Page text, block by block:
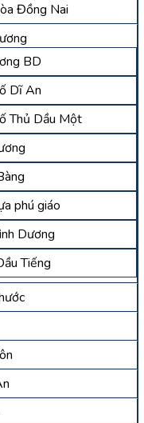
Đồng Nai
BD
Dĩ An
Thủ Dầu Một
phú giáo
Dương
Tiếng